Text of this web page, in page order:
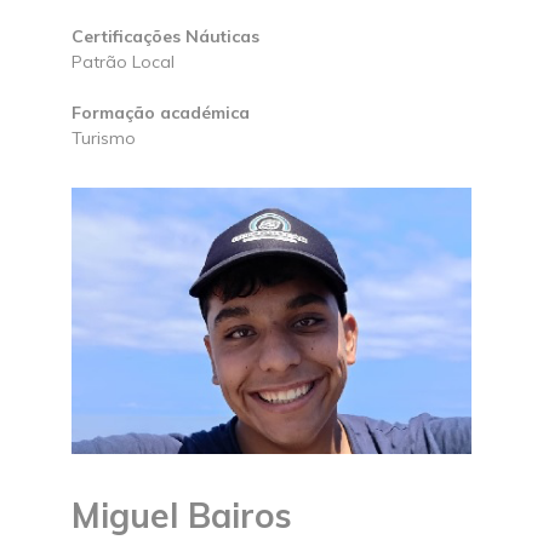
Certificações Náuticas
Patrão Local
Formação académica
Turismo
Miguel Bairos